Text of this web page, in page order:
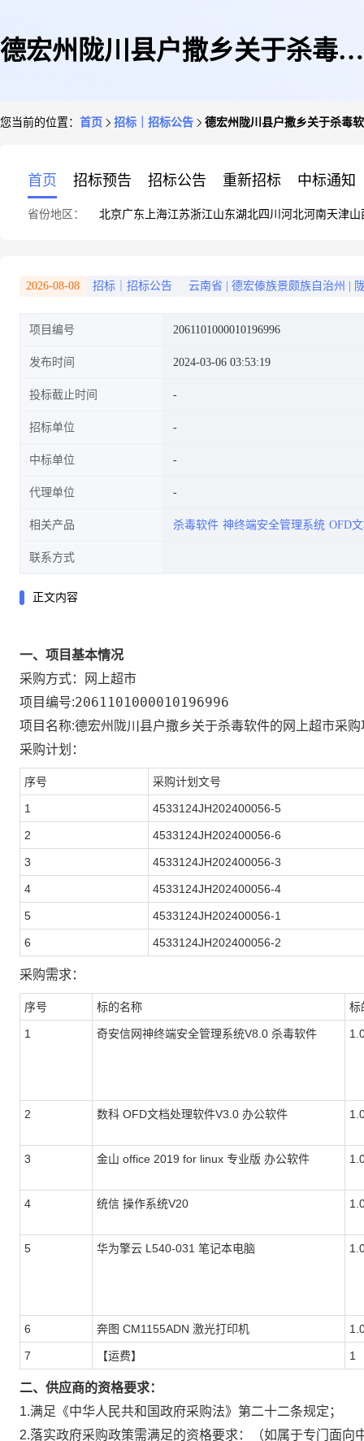
德宏州陇川县户撒乡关于杀毒软
您当前的位置： 首页 招标｜招标公告 德宏州陇川县户撒乡关于杀毒
首页 招标预告 招标公告 重新招标 中标通知
省份地区： 北京广东 上海江苏浙江山东湖北四川 河北河南天津山
2026-08-08 招标｜招标公告 云南省 德宏傣族景颇族自治州
项目编号 2061101000010196996
发布时间 2024-03-06 03:53:19
投标截止时间
招标单位
中标单位
代理单位
相关产品 杀毒软件 神终端安全管理系统 OFD
联系方式
正文内容
一、项目基本情况
采购方式：
网上超市
项目编号:2061101000010196996
项目名称:德宏州陇川县户撒乡关于杀毒软件的网上超市采购
采购计划：
序号 采购计划文号
1 4533124JH202400056-5
2 4533124JH202400056-6
3 4533124JH202400056-3
4 4533124JH202400056-4
5 4533124JH202400056-1
6 4533124JH202400056-2
采购需求：
序号 标的名称 标
1 奇安信网神终端安全管理系统V8.0 杀毒软件
2 数科 OFD文档处理软件V3.0 办公软件
3 金山 office 2019 for linux 专业版 办公软件
4 统信 操作系统V20
5 华为擎云 L540-031 笔记本电脑
6 奔图 CM1155ADN 激光打印机
7 【运费】 1
二、供应商的资格要求：
1.满足《中华人民共和国政府采购法》第二十二条规定；
2.落实政府采购政策需满足的资格要求：
（如属于专门面